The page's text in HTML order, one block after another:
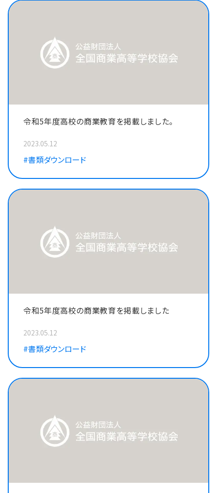
令和5年度高校の商業教育を掲載しました。
2023.05.12
#書類ダウンロード
令和5年度高校の商業教育を掲載しました
2023.05.12
#書類ダウンロード